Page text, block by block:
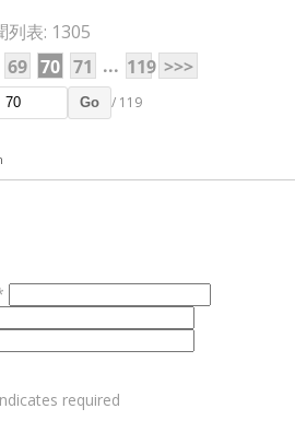
列表: 1305
69 70 71 ... 119 >>>
Go / 119
required